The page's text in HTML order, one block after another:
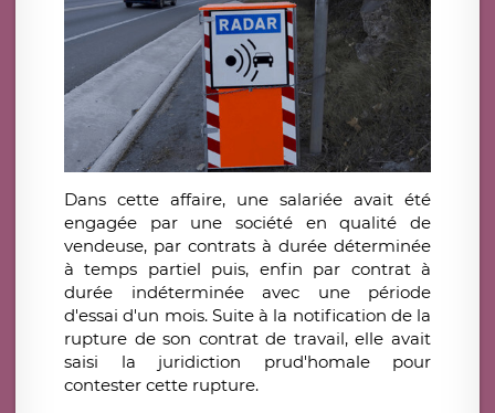
Dans cette affaire, une salariée avait été
engagée par une société en qualité de
vendeuse, par contrats à durée déterminée
à temps partiel puis, enfin par contrat à
durée indéterminée avec une période
d'essai d'un mois. Suite à la notification de la
rupture de son contrat de travail, elle avait
saisi la juridiction prud'homale pour
contester cette rupture.